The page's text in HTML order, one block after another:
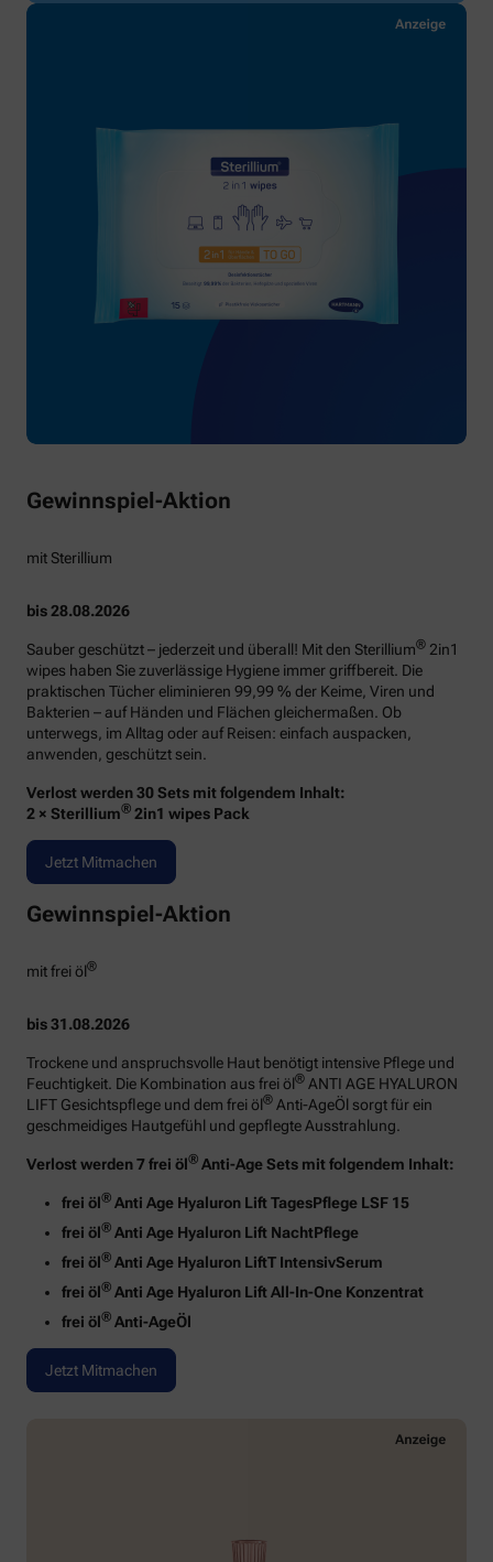
Gewinnspiel-Aktion
mit Sterillium
bis 28.08.2026
Sauber geschützt – jederzeit und überall! Mit den Sterillium® 2in1
wipes haben Sie zuverlässige Hygiene immer griffbereit. Die
praktischen Tücher eliminieren 99,99 % der Keime, Viren und
Bakterien – auf Händen und Flächen gleichermaßen. Ob
unterwegs, im Alltag oder auf Reisen: einfach auspacken,
anwenden, geschützt sein.
Verlost werden 30 Sets mit folgendem Inhalt:
2 × Sterillium® 2in1 wipes Pack
Jetzt Mitmachen
Gewinnspiel-Aktion
mit frei öl®
bis 31.08.2026
Trockene und anspruchsvolle Haut benötigt intensive Pflege und
Feuchtigkeit. Die Kombination aus frei öl® ANTI AGE HYALURON
LIFT Gesichtspflege und dem frei öl® Anti-AgeÖl sorgt für ein
geschmeidiges Hautgefühl und gepflegte Ausstrahlung.
Verlost werden 7 frei öl® Anti-Age Sets mit folgendem Inhalt:
frei öl® Anti Age Hyaluron Lift TagesPflege LSF 15
frei öl® Anti Age Hyaluron Lift NachtPflege
frei öl® Anti Age Hyaluron LiftT IntensivSerum
frei öl® Anti Age Hyaluron Lift All-In-One Konzentrat
frei öl® Anti-AgeÖl
Jetzt Mitmachen